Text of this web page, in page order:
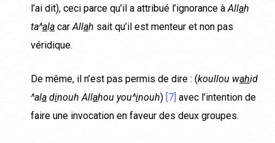
l’ai dit), ceci parce qu’il a attribué l’ignorance àAllah
ta^ala carAllah sait qu’il est menteur et non pas
véridique.
De même, il n’est pas permis de dire : (koullou wahid
^ala dinouh Allahou you^inouh) [7] avec l’intention de
faire une invocation en faveur des deux groupes.